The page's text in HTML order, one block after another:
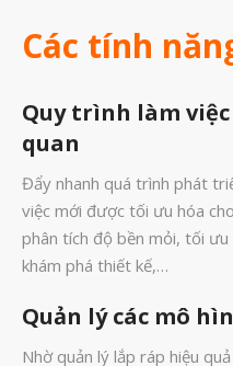
Các tính
Quy trình làm
quan
Đẩy nhanh quá trình phát
việc mới được tối ưu hóa
phân tích độ bền mỏi, tối ưu
khám phá thiết kế,…
Quản lý các mô
Nhờ quản lý lắp ráp hiệu